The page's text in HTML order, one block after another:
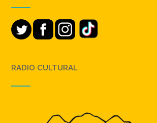
RADIO CULTURAL